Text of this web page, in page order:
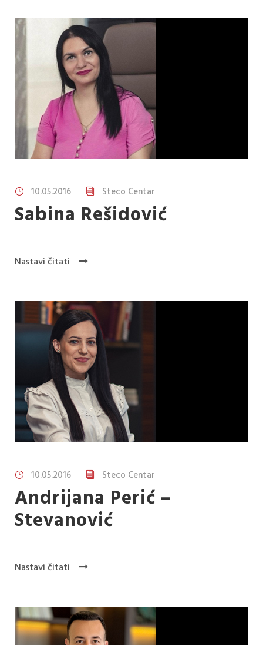
10.05.2016 Steco Centar
Sabina Rešidović
Nastavi čitati
10.05.2016 Steco Centar
Andrijana Perić –
Stevanović
Nastavi čitati